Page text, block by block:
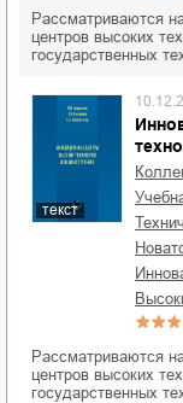
Рассматриваются
центров высоких
государственных
текст
Рассматриваются
центров высоких
государственных